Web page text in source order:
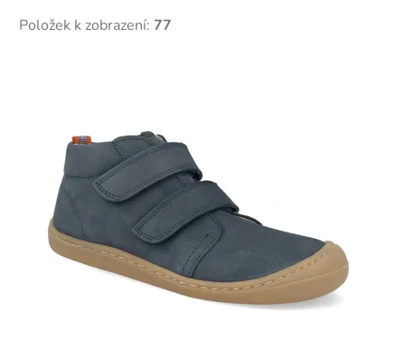
Položek k zobrazení: 77